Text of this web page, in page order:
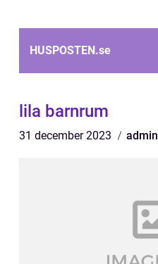
HUSPOSTEN.se
lila barnrum
31 december 2023 admin